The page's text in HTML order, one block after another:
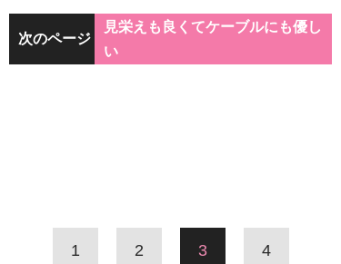
次のページ
見栄えも良くてケーブルにも優し
い
1 2 3 4